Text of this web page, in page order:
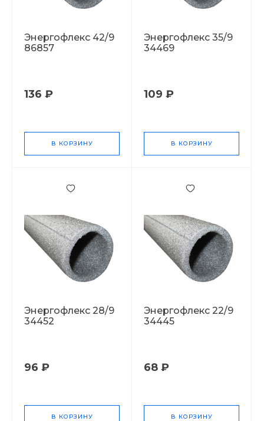
Энергофлекс 42/9
86857
136 ₽
В КОРЗИНУ
Энергофлекс 35/9
34469
109 ₽
В КОРЗИНУ
Энергофлекс 28/9
34452
96 ₽
В КОРЗИНУ
Энергофлекс 22/9
34445
68 ₽
В КОРЗИНУ